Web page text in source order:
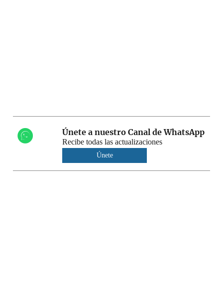
Únete a nuestro Canal de WhatsApp
Recibe todas las actualizaciones
Únete